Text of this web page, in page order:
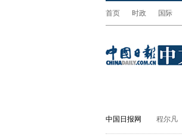
首页 时政 国际
中国日报网 程尔凡